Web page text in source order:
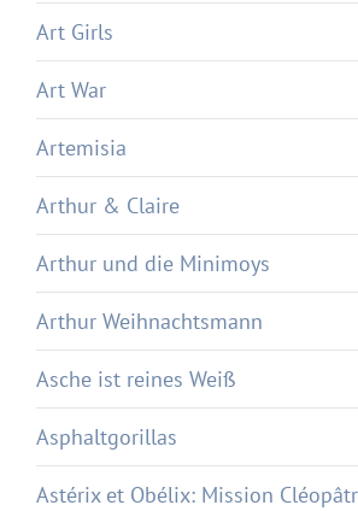
Art Girls
Art War
Artemisia
Arthur & Claire
Arthur und die Minimoys
Arthur Weihnachtsmann
Asche ist reines Weiß
Asphaltgorillas
Astérix et Obélix: Mission